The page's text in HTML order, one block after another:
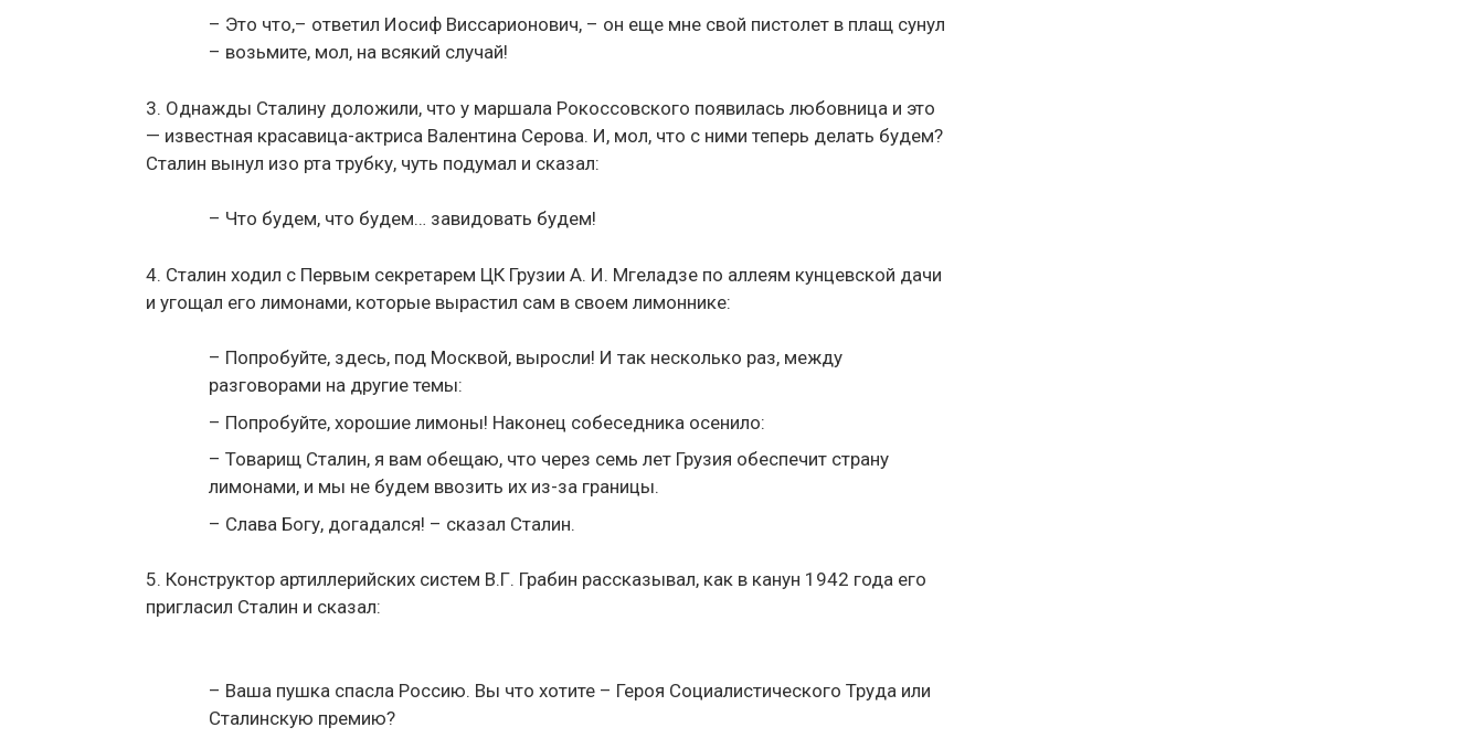
– Это что,– ответил Иосиф Виссарионович, – он еще мне свой пистолет в плащ сунул
– возьмите, мол, на всякий случай!
3. Однажды Сталину доложили, что у маршала Рокоссовского появилась любовница и это
— известная красавица-актриса Валентина Серова. И, мол, что с ними теперь делать будем?
Сталин вынул изо рта трубку, чуть подумал и сказал:
– Что будем, что будем… завидовать будем!
4. Сталин ходил с Первым секретарем ЦК Грузии А. И. Мгеладзе по аллеям кунцевской дачи
и угощал его лимонами, которые вырастил сам в своем лимоннике:
– Попробуйте, здесь, под Москвой, выросли! И так несколько раз, между
разговорами на другие темы:
– Попробуйте, хорошие лимоны! Наконец собеседника осенило:
– Товарищ Сталин, я вам обещаю, что через семь лет Грузия обеспечит страну
лимонами, и мы не будем ввозить их из-за границы.
– Слава Богу, догадался! – сказал Сталин.
5. Конструктор артиллерийских систем В.Г. Грабин рассказывал, как в канун 1942 года его
пригласил Сталин и сказал:
– Ваша пушка спасла Россию. Вы что хотите – Героя Социалистического Труда или
Сталинскую премию?